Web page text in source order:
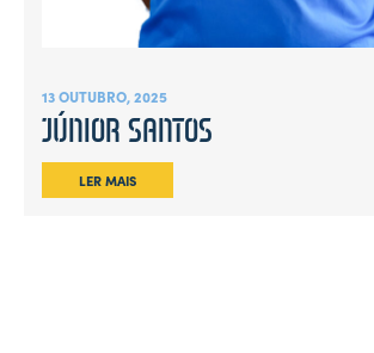
13 OUTUBRO, 2025
JÚNIOR SANTOS
LER MAIS